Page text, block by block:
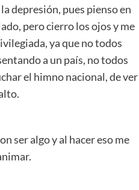
depresión, pues pienso en
pero cierro los ojos y me
ya que no todos
a un país, no todos
el himno nacional, de ver
ser algo y al hacer eso me